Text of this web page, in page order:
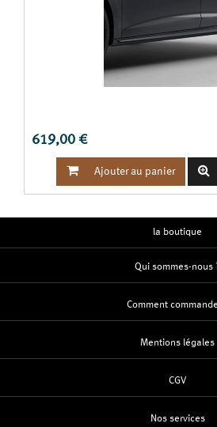
619,00 €
 Ajouter au panier 
la boutique
Qui sommes-nous
Comment
Mentions légales
CGV
Nos services